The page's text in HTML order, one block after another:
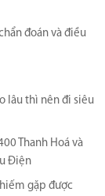
đoán và điều
lâu thì nên đi siêu
Thanh Hoá và
Điện
gặp được